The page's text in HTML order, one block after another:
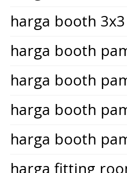
harga booth 3x3
harga booth
harga booth
harga booth
harga booth
harga fitting